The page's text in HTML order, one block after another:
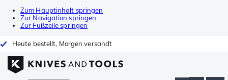
Zum Hauptinhalt springen
Zur Navigation springen
Zur Fußzeile springen
Heute bestellt, Morgen versandt